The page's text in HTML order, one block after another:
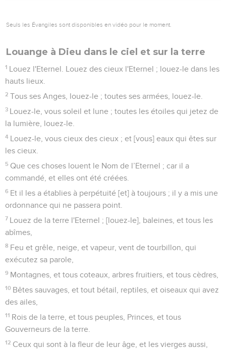
Seuls les Évangiles sont disponibles en vidéo pour le moment.
Louange à Dieu dans le ciel et sur la terre
1 Louez l'Eternel. Louez des cieux l'Eternel ; louez-le dans les
hauts lieux.
2 Tous ses Anges, louez-le ; toutes ses armées, louez-le.
3 Louez-le, vous soleil et lune ; toutes les étoiles qui jetez de
la lumière, louez-le.
4 Louez-le, vous cieux des cieux ; et [vous] eaux qui êtes sur
les cieux.
5 Que ces choses louent le Nom de l’Eternel ; car il a
commandé, et elles ont été créées.
6 Et il les a établies à perpétuité [et] à toujours ; il y a mis une
ordonnance qui ne passera point.
7 Louez de la terre l'Eternel ; [louez-le], baleines, et tous les
abîmes,
8 Feu et grêle, neige, et vapeur, vent de tourbillon, qui
exécutez sa parole,
9 Montagnes, et tous coteaux, arbres fruitiers, et tous cèdres,
10 Bêtes sauvages, et tout bétail, reptiles, et oiseaux qui avez
des ailes,
11 Rois de la terre, et tous peuples, Princes, et tous
Gouverneurs de la terre.
12 Ceux qui sont à la fleur de leur âge, et les vierges aussi,